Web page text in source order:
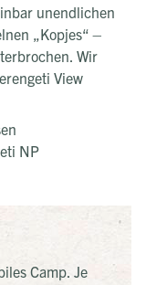
unendlichen
„Kopjes“ –
Wir
View
NP
Camp. Je